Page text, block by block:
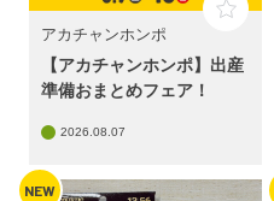
アカチャンホンポ
【アカチャンホンポ】出産
準備おまとめフェア！
2026.08.07
NEW